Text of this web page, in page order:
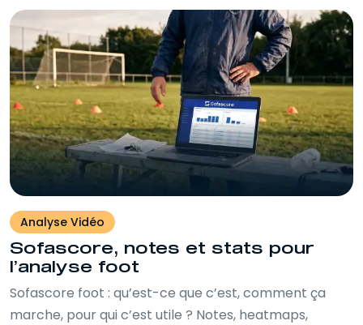
Analyse Vidéo
Sofascore, notes et stats pour
l’analyse foot
Sofascore foot : qu’est-ce que c’est, comment ça
marche, pour qui c’est utile ? Notes, heatmaps,